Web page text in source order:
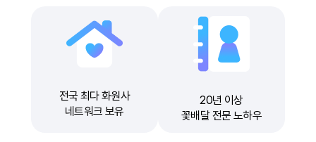
전국 최다 화원사
네트워크 보유
20년 이상
꽃배달 전문 노하우